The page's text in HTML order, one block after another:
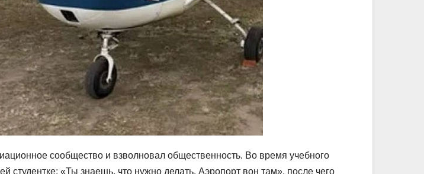
сообщество и взволновал общественность. Во время учебного
студентке: «Ты знаешь, что нужно делать. Аэропорт вон там», после чего